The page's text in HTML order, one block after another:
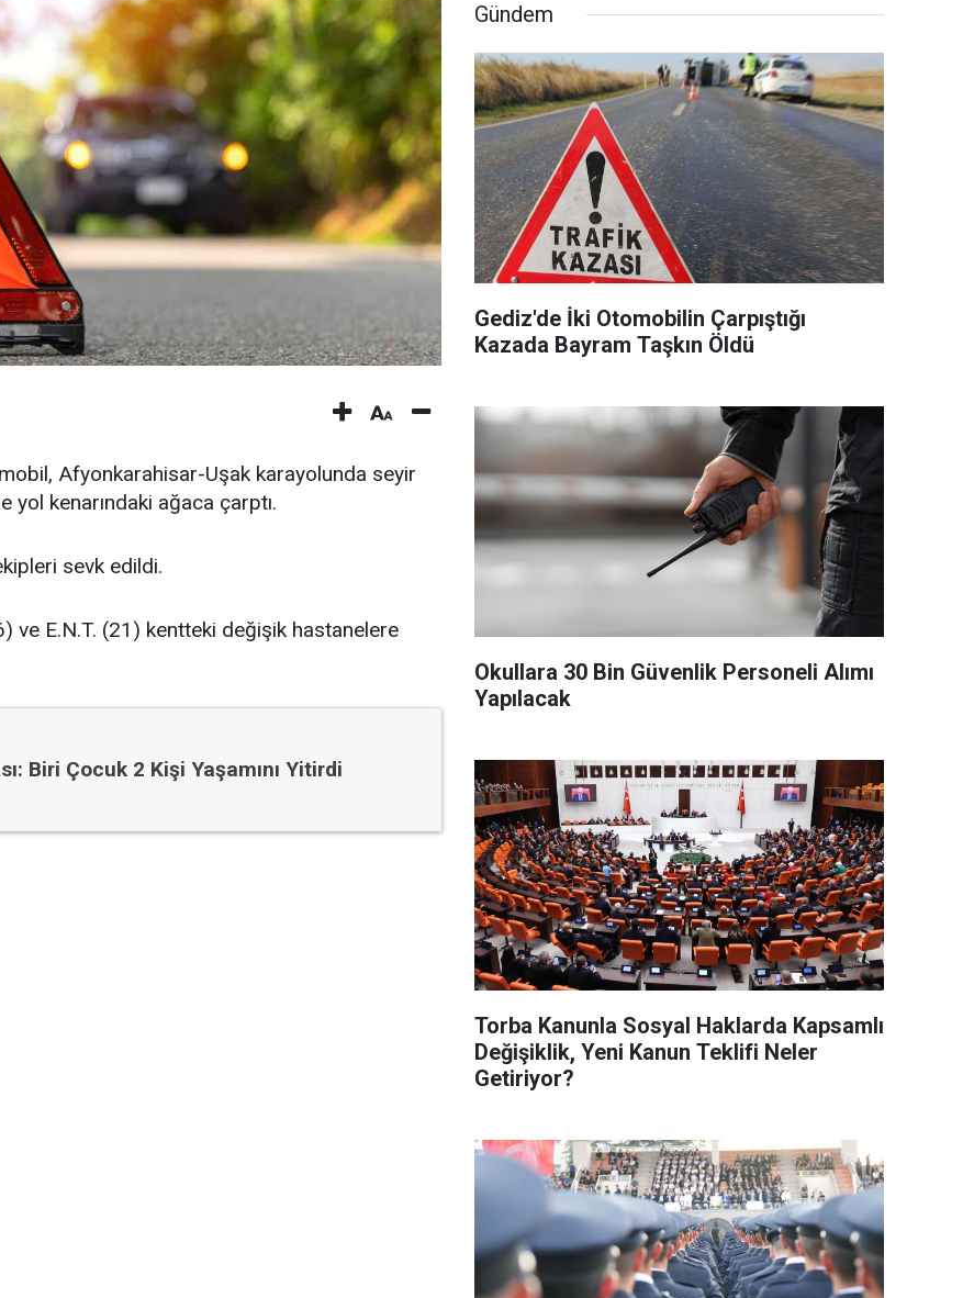
Afyonkarahisar-Uşak karayolunda seyir
kenarındaki ağaca çarptı.
sevk edildi.
ve E.N.T. (21) kentteki değişik hastanelere
Biri Çocuk 2 Kişi Yaşamını Yitirdi
Gündem
Gediz'de İki Otomobilin Çarpıştığı
Kazada Bayram Taşkın Öldü
Okullara 30 Bin Güvenlik Personeli Alımı
Yapılacak
Torba Kanunla Sosyal Haklarda Kapsamlı
Değişiklik, Yeni Kanun Teklifi Neler
Getiriyor?